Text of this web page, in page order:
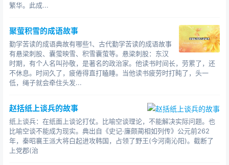
繁华。此成...
聚萤积雪的成语故事
勤学苦读的成语典故有哪些1、古代勤学苦读的成语故事
有悬梁刺股、囊萤映雪、积雪囊萤等。悬梁刺股：东汉
时期，有个人名叫孙敬，是著名的政治家。他读书时间长，劳累了，还
不休息。时间久了，疲倦得直打瞌睡。当他读书疲劳时打盹了，头一
低，绳子就会牵住头发...
赵括纸上谈兵的故事
纸上谈兵：在纸面上谈论打仗。比喻空谈理论，不能解决实际问题。也
比喻空谈不能成为现实。典出自《史记·廉颇蔺相如列传》公元前262
年，秦昭襄王派大将白起进攻韩国，占领了野王(今河南沁阳)。截断了
上党郡(治